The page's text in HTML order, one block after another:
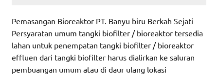
Pemasangan Bioreaktor PT. Banyu biru Berkah Sejati
Persyaratan umum tangki biofilter / bioreaktor tersedia
lahan untuk penempatan tangki biofilter / bioreaktor
effluen dari tangki biofilter harus dialirkan ke saluran
pembuangan umum atau di daur ulang lokasi